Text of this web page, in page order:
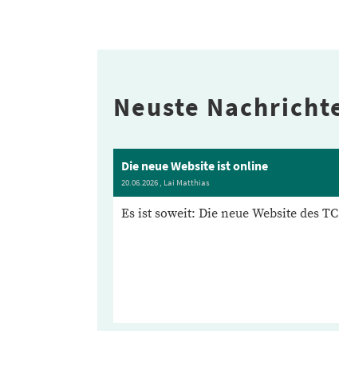
Neuste
Die neue Website ist online
20.06.2026 , Lai Matthias
Es ist soweit: Die neue Website des